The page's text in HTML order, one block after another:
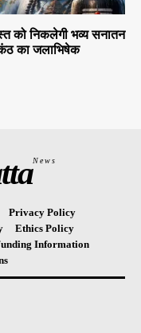
को निकलेगी भव्य सनातन
का जलाभिषेक
News
Privacy Policy
Ethics Policy
Information